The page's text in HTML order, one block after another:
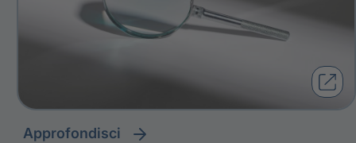
approfondisci